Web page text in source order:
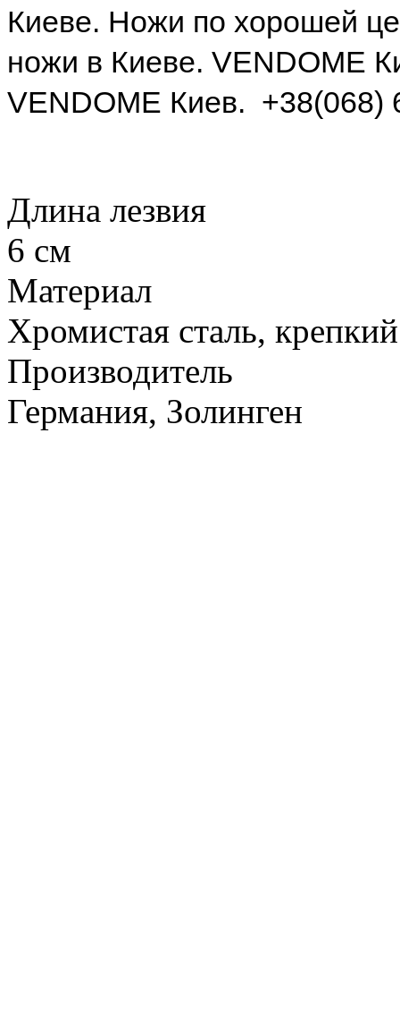
Киеве. Ножи по хорошей
ножи в Киеве. VENDOME
VENDOME Киев. +38(068)
Длина лезвия
6 см
Материал
Хромистая сталь,
Производитель
Германия, Золинген